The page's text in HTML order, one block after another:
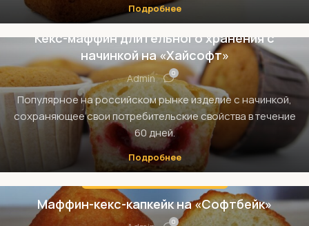
Подробнее
ИЗДЕЛИЯ ДЛИТЕЛЬНОГО ХРАНЕНИЯ
Кекс-маффин длительного хранения с
начинкой на «Хайсофт»
Admin 0
Популярное на российском рынке изделие с начинкой,
сохраняющее свои потребительские свойства в течение
60 дней.
Подробнее
Маффин-кекс-капкейк на «Софтбейк»
0